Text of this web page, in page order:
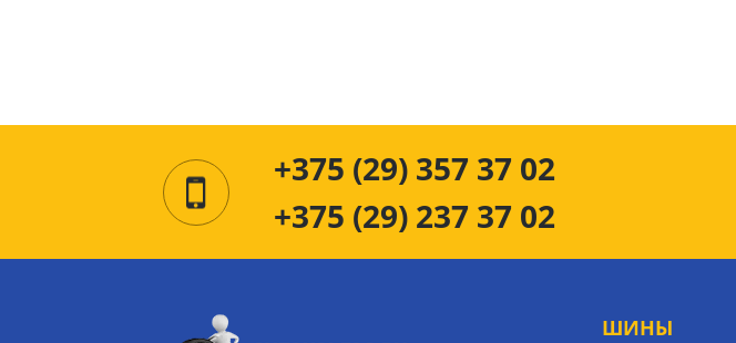
+375 (29) 357 37 02
+375 (29) 237 37 02
ШИНЫ